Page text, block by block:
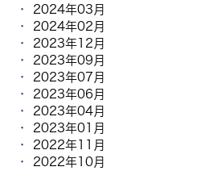
2024年03月
2024年02月
2023年12月
2023年09月
2023年07月
2023年06月
2023年04月
2023年01月
2022年11月
2022年10月